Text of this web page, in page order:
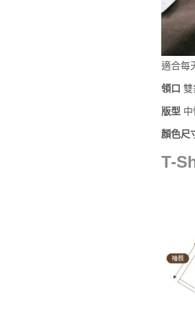
適合每
領口 雙
版型
顏色尺
T-